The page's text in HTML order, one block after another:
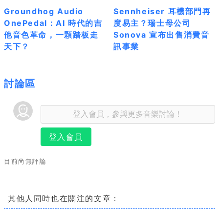
Groundhog Audio
OnePedal：AI 時代的吉
他音色革命，一顆踏板走
天下？
Sennheiser 耳機部門再
度易主？瑞士母公司
Sonova 宣布出售消費音
訊事業
討論區
登入會員
目前尚無評論
其他人同時也在關注的文章：